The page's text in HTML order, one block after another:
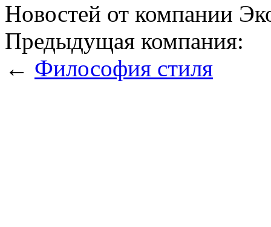
Новостей от компании
Предыдущая компания:
← Философия стиля